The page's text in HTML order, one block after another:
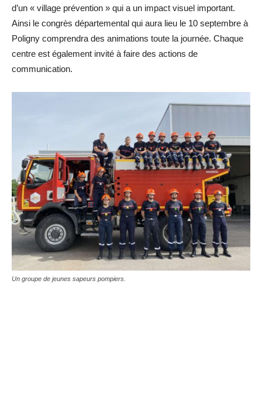
d’un « village prévention » qui a un impact visuel important.
Ainsi le congrès départemental qui aura lieu le 10 septembre à
Poligny comprendra des animations toute la journée. Chaque
centre est également invité à faire des actions de
communication.
Un groupe de jeunes sapeurs pompiers.